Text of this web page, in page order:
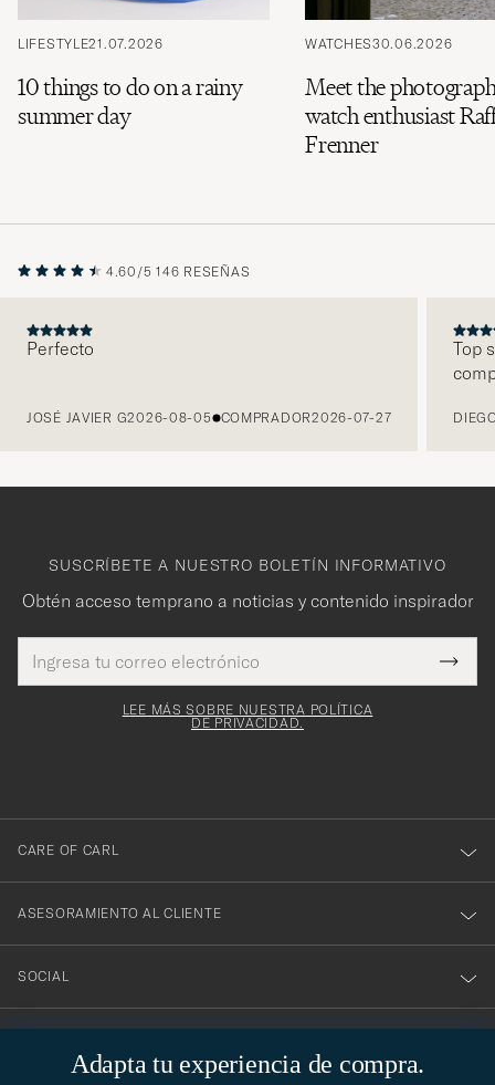
LIFESTYLE21.07.2026
10 things to do on a rainy
summer day
WATCHES30.06.2026
Meet the
watch enthusiast
Frenner
4.60/5 146 RESEÑAS
Perfecto
JOSÉ JAVIER G2026-08-05 COMPRADOR2026-07-27
Top
Adapta tu experiencia de compra.
SUSCRÍBETE A NUESTRO BOLETÍN INFORMATIVO
Obtén acceso temprano a noticias y contenido inspirador
de
correo
Este
es
¡Gracias
por
suscribirte
boletín!
LEE MÁS SOBRE NUESTRA POLÍTICA
DE PRIVACIDAD.
CARE OF CARL
ASESORAMIENTO AL CLIENTE
SOCIAL